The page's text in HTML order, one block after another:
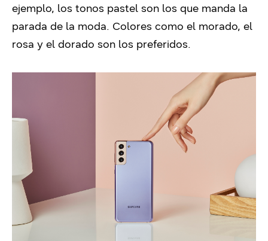
ejemplo, los tonos pastel son los que manda la
parada de la moda. Colores como el morado, el
rosa y el dorado son los preferidos.